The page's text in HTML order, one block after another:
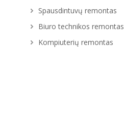
Spausdintuvų remontas
Biuro technikos remontas
Kompiuterių remontas